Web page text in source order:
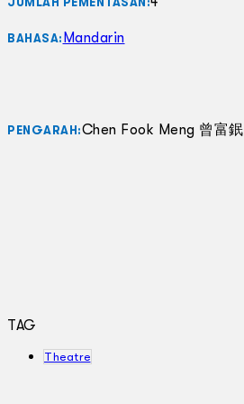
BAHASA: Mandarin
PENGARAH:Chen Fook Meng 曾富鈱
TAG
Theatre